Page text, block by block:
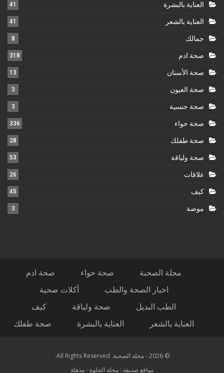
العناية بالبشرة 41
العناية بالشعر 41
جمالك 8
صحة ادم 318
صحة الأسنان 13
صحة العيون 3
صحة جنسية 3
صحة حواء 336
صحة طفلك 28
صحة ولياقة 53
علاقات 26
كيف 45
موضة 3
مجلة الصحبة صحة حواء
صحة ادم
اخبار الصحة والطب
أكلات صحية
الطب البديل
صحة ولياقة
كيف
العناية بالشعر
العناية بالبشرة صحة طفلك
© 2026 - مجلة الصحبة. All Rights Reserved.
مواقع صديقة : مجلة الحلوة -مذهلة